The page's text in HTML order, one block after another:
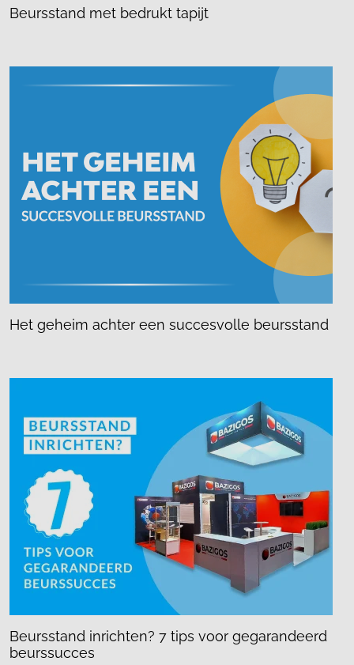
Beursstand met bedrukt tapijt
Het geheim achter een succesvolle beursstand
Beursstand inrichten? 7 tips voor gegarandeerd
beurssucces